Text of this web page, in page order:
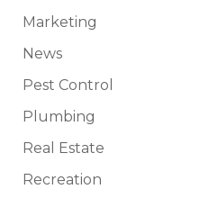
Marketing
News
Pest Control
Plumbing
Real Estate
Recreation